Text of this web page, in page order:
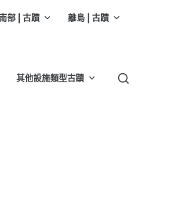
部 | 古蹟 離島 | 古蹟
其他設施類型古蹟